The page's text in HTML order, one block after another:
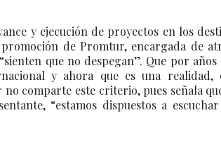
y ejecución de proyectos en los
de Promtur, encargada de
que no despegan”. Que por años
y ahora que es una realidad,
comparte este criterio, pues señala
“estamos dispuestos a escuchar